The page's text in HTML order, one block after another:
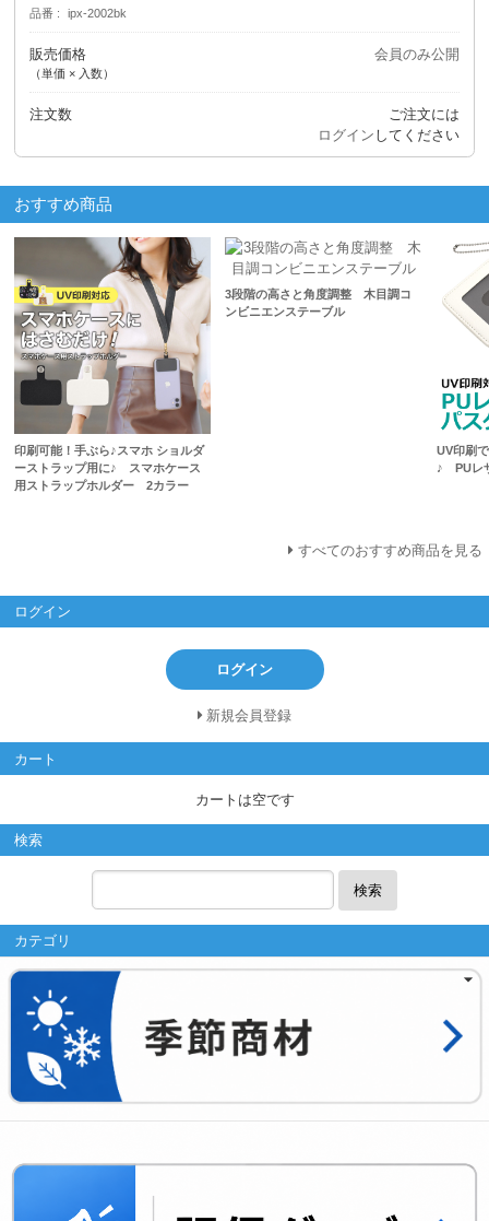
品番 ipx-2002bk
販売価格
（単価 × 入数）
会員のみ公開
注文数
ご注文には
ログイン してください
おすすめ商品
印刷可能！手ぶら♪スマホ ショルダ
ーストラップ用に♪ スマホケース
用ストラップホルダー 2カラー
3段階の高さと角度調整 木目調コ
ンビニエンステーブル
UV印刷
♪ PUレ
すべてのおすすめ商品を見る
ログイン
ログイン
新規会員登録
カート
カートは空です
検索
検索
カテゴリ